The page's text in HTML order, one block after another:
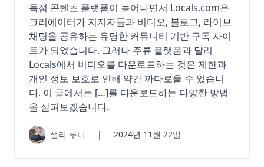
독점 콘텐츠 플랫폼이 늘어나면서 Locals.com은
크리에이터가 지지자들과 비디오, 블로그, 라이브
채팅을 공유하는 유명한 커뮤니티 기반 구독 사이
트가 되었습니다. 그러나 주류 플랫폼과 달리
Locals에서 비디오를 다운로드하는 것은 제한과
개인 정보 보호로 인해 약간 까다로울 수 있습니
다. 이 글에서는 […]를 다운로드하는 다양한 방법
을 살펴보겠습니다.
샐리 루니 | 2024년 11월 22일